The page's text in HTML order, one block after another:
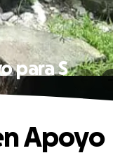
para S
Apoyo